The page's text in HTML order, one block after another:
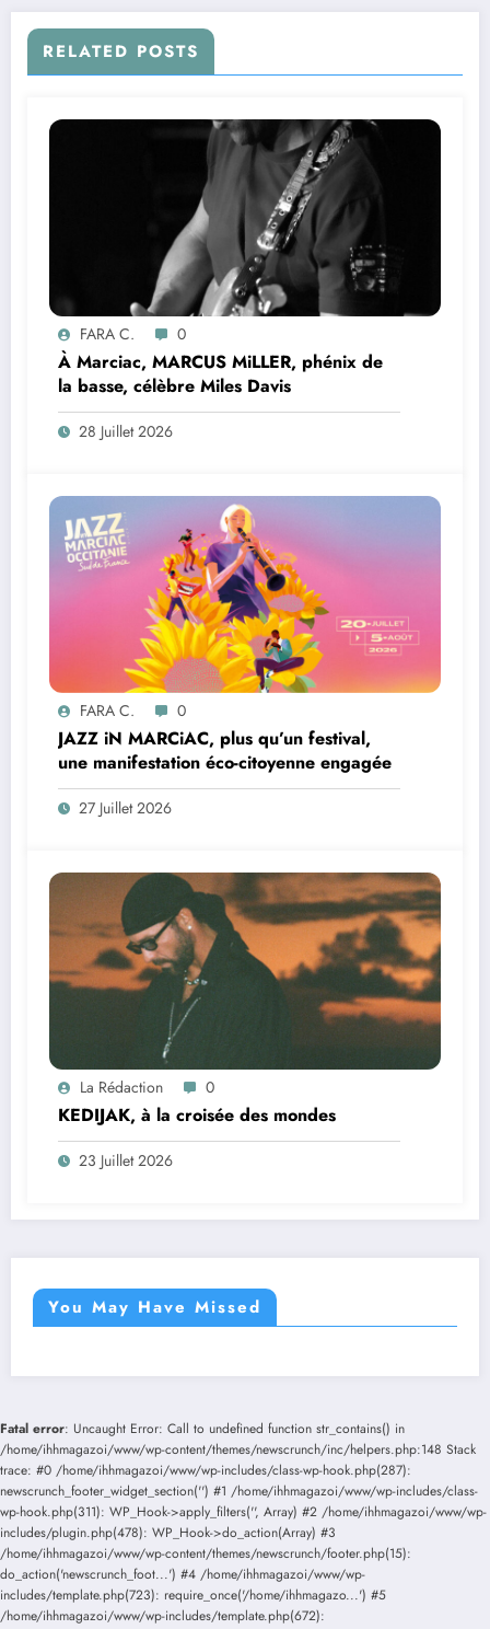
RELATED POSTS
FARA C. 0
À Marciac, MARCUS MiLLER, phénix de
la basse, célèbre Miles Davis
28 Juillet 2026
FARA C. 0
JAZZ iN MARCiAC, plus qu’un festival,
une manifestation éco-citoyenne engagée
27 Juillet 2026
La Rédaction 0
KEDIJAK, à la croisée des mondes
23 Juillet 2026
You May Have Missed
Fatal error: Uncaught Error: Call to undefined function str_contains() in
/home/ihhmagazoi/www/wp-content/themes/newscrunch/inc/helpers.php:148 Stack
trace: #0 /home/ihhmagazoi/www/wp-includes/class-wp-hook.php(287):
newscrunch_footer_widget_section('') #1 /home/ihhmagazoi/www/wp-includes/class-
wp-hook.php(311): WP_Hook->apply_filters('', Array) #2 /home/ihhmagazoi/www/wp-
includes/plugin.php(478): WP_Hook->do_action(Array) #3
/home/ihhmagazoi/www/wp-content/themes/newscrunch/footer.php(15):
do_action('newscrunch_foot...') #4 /home/ihhmagazoi/www/wp-
includes/template.php(723): require_once('/home/ihhmagazo...') #5
/home/ihhmagazoi/www/wp-includes/template.php(672):